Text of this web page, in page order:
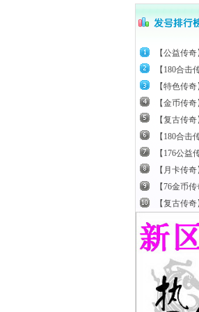
【公益传
【180合击
【特色传
【金币传
【复古传
【180合
【176公益
【月卡传
【76金币
【复古传